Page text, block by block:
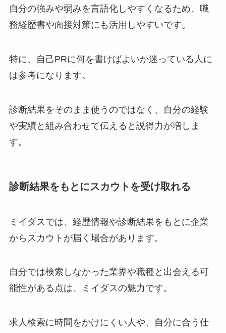
自分の強みや弱みを言語化しやすくなるため、職
務経歴書や面接対策にも活用しやすいです。
特に、自己PRに何を書けばよいか迷っている人に
は参考になります。
診断結果をそのまま使うのではなく、自分の経験
や実績と組み合わせて伝えると説得力が増しま
す。
診断結果をもとにスカウトを受け取れる
ミイダスでは、経歴情報や診断結果をもとに企業
からスカウトが届く場合があります。
自分では検索しなかった業界や職種と出会える可
能性がある点は、ミイダスの魅力です。
求人検索に時間をかけにくい人や、自分に合う仕